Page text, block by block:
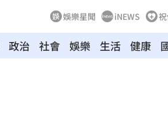
娛樂星聞 iNEWS
政治 社會 娛樂 生活 健康